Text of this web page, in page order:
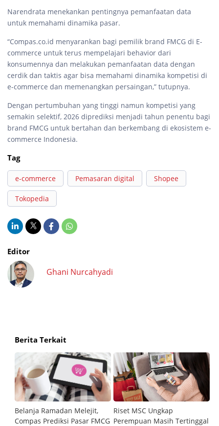
Narendrata menekankan pentingnya pemanfaatan data
untuk memahami dinamika pasar.
“Compas.co.id menyarankan bagi pemilik brand FMCG di E-
commerce untuk terus mempelajari behavior dari
konsumennya dan melakukan pemanfaatan data dengan
cerdik dan taktis agar bisa memahami dinamika kompetisi di
e-commerce dan memenangkan persaingan,” tutupnya.
Dengan pertumbuhan yang tinggi namun kompetisi yang
semakin selektif, 2026 diprediksi menjadi tahun penentu bagi
brand FMCG untuk bertahan dan berkembang di ekosistem e-
commerce Indonesia.
Tag
e-commerce Pemasaran digital Shopee
Tokopedia
Editor
Ghani Nurcahyadi
Berita Terkait
Belanja Ramadan Melejit,
Compas Prediksi Pasar FMCG
Riset MSC Ungkap
Perempuan Masih Tertinggal